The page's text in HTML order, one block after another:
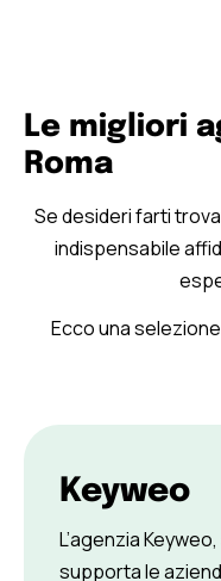
Le migliori
Roma
Se desideri farti
indispensabile
Ecco una
Keyweo
L’agenzia
supporta le